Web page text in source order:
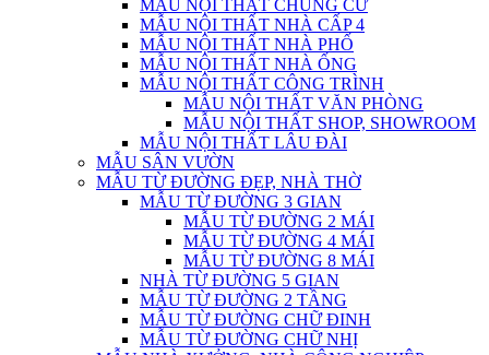
MẪU NỘI THẤT CHUNG CƯ
MẪU NỘI THẤT NHÀ CẤP 4
MẪU NỘI THẤT NHÀ PHỐ
MẪU NỘI THẤT NHÀ ỐNG
MẪU NỘI THẤT CÔNG TRÌNH
MẪU NỘI THẤT VĂN PHÒNG
MẪU NỘI THẤT SHOP, SHOWROOM
MẪU NỘI THẤT LÂU ĐÀI
MẪU SÂN VƯỜN
MẪU TỪ ĐƯỜNG ĐẸP, NHÀ THỜ
MẪU TỪ ĐƯỜNG 3 GIAN
MẪU TỪ ĐƯỜNG 2 MÁI
MẪU TỪ ĐƯỜNG 4 MÁI
MẪU TỪ ĐƯỜNG 8 MÁI
NHÀ TỪ ĐƯỜNG 5 GIAN
MẪU TỪ ĐƯỜNG 2 TẦNG
MẪU TỪ ĐƯỜNG CHỮ ĐINH
MẪU TỪ ĐƯỜNG CHỮ NHỊ